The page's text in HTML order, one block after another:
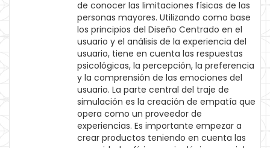
de conocer las limitaciones físicas de las
personas mayores. Utilizando como base
los principios del Diseño Centrado en el
usuario y el análisis de la experiencia del
usuario, tiene en cuenta las respuestas
psicológicas, la percepción, la preferencia
y la comprensión de las emociones del
usuario. La parte central del traje de
simulación es la creación de empatía que
opera como un proveedor de
experiencias. Es importante empezar a
crear productos teniendo en cuenta las